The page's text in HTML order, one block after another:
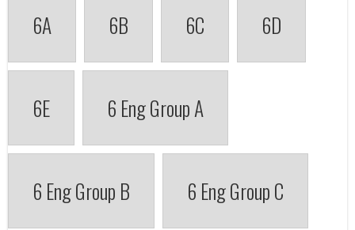
6A 6B 6C 6D
6E 6 Eng Group A
6 Eng Group B 6 Eng Group C